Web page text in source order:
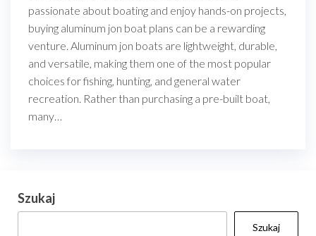
passionate about boating and enjoy hands-on projects,
buying aluminum jon boat plans can be a rewarding
venture. Aluminum jon boats are lightweight, durable,
and versatile, making them one of the most popular
choices for fishing, hunting, and general water
recreation. Rather than purchasing a pre-built boat,
many…
Szukaj
Szukaj